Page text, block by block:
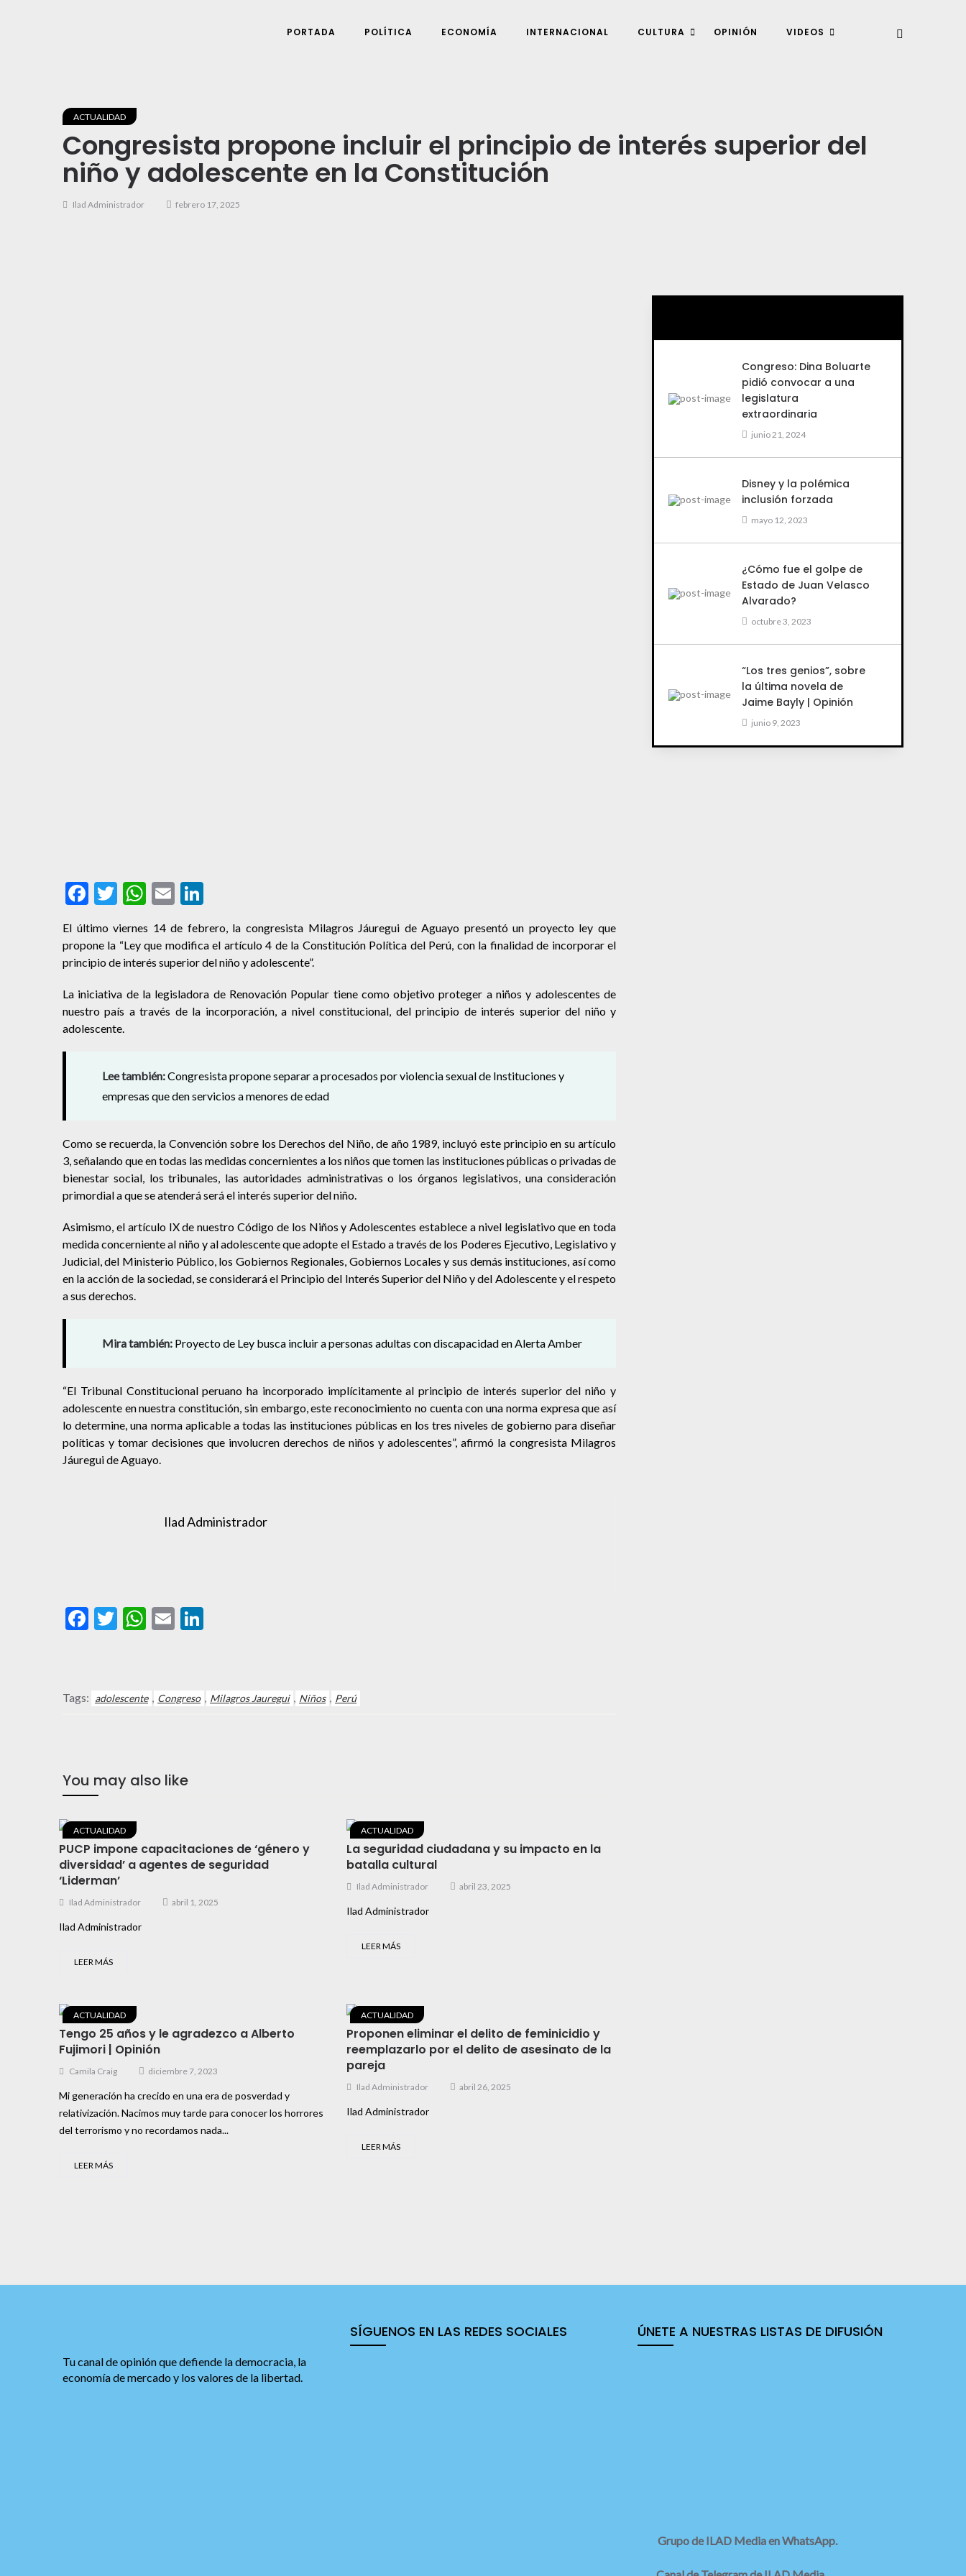
PORTADA POLÍTICA ECONOMÍA INTERNACIONAL CULTURA OPINIÓN VIDEOS
ACTUALIDAD
Congresista propone incluir el principio de interés superior del
niño y adolescente en la Constitución
Ilad Administrador febrero 17, 2025
Facebook
Twitter
WhatsApp
Email
El último viernes 14 de febrero, la congresista Milagros Jáuregui de Aguayo presentó un proyecto ley que
propone la “Ley que modifica el artículo 4 de la Constitución Política del Perú, con la finalidad de incorporar el
principio de interés superior del niño y adolescente”.
La iniciativa de la legisladora de Renovación Popular tiene como objetivo proteger a niños y adolescentes de
nuestro país a través de la incorporación, a nivel constitucional, del principio de interés superior del niño y
adolescente.
Lee también:Congresista propone separar a procesados por violencia sexual de Instituciones y
empresas que den servicios a menores de edad
Como se recuerda, la Convención sobre los Derechos del Niño, de año 1989, incluyó este principio en su artículo
3, señalando que en todas las medidas concernientes a los niños que tomen las instituciones públicas o privadas de
bienestar social, los tribunales, las autoridades administrativas o los órganos legislativos, una consideración
primordial a que se atenderá será el interés superior del niño.
Asimismo, el artículo IX de nuestro Código de los Niños y Adolescentes establece a nivel legislativo que en toda
medida concerniente al niño y al adolescente que adopte el Estado a través de los Poderes Ejecutivo, Legislativo y
Judicial, del Ministerio Público, los Gobiernos Regionales, Gobiernos Locales y sus demás instituciones, así como
en la acción de la sociedad, se considerará el Principio del Interés Superior del Niño y del Adolescente y el respeto
a sus derechos.
Mira también: Proyecto de Ley busca incluir a personas adultas con discapacidad en Alerta Amber
“El Tribunal Constitucional peruano ha incorporado implícitamente al principio de interés superior del niño y
adolescente en nuestra constitución, sin embargo, este reconocimiento no cuenta con una norma expresa que así
lo determine, una norma aplicable a todas las instituciones públicas en los tres niveles de gobierno para diseñar
políticas y tomar decisiones que involucren derechos de niños y adolescentes”, afirmó la congresista Milagros
Jáuregui de Aguayo.
Ilad Administrador
Facebook
Twitter
WhatsApp
Email
Tags: adolescente , Congreso , Milagros Jauregui , Niños , Perú
You may also like
ACTUALIDAD
PUCP impone capacitaciones de ‘género y
diversidad’ a agentes de seguridad
‘Liderman’
Ilad Administrador abril 1, 2025
Ilad Administrador
LEER MÁS
ACTUALIDAD
La seguridad ciudadana y su impacto en la
batalla cultural
Ilad Administrador abril 23, 2025
Ilad Administrador
LEER MÁS
ACTUALIDAD
Tengo 25 años y le agradezco a Alberto
Fujimori | Opinión
Camila Craig diciembre 7, 2023
Mi generación ha crecido en una era de posverdad y
relativización. Nacimos muy tarde para conocer los horrores
del terrorismo y no recordamos nada...
LEER MÁS
ACTUALIDAD
Proponen eliminar el delito de feminicidio y
reemplazarlo por el delito de asesinato de la
pareja
Ilad Administrador abril 26, 2025
Ilad Administrador
LEER MÁS
Congreso: Dina Boluarte
pidió convocar a una
legislatura
extraordinaria
junio 21, 2024
Disney y la polémica
inclusión forzada
mayo 12, 2023
¿Cómo fue el golpe de
Estado de Juan Velasco
Alvarado?
octubre 3, 2023
“Los tres genios”, sobre
la última novela de
Jaime Bayly | Opinión
junio 9, 2023
Tu canal de opinión que defiende la democracia, la
economía de mercado y los valores de la libertad.
SÍGUENOS EN LAS REDES SOCIALES ÚNETE A NUESTRAS LISTAS DE DIFUSIÓN
Grupo de ILAD Media en WhatsApp.